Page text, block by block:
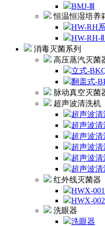
BMJ-Ⅲ
恒温恒湿培养
HW-RH
HW-RH-
消毒灭菌系列
高压蒸汽灭菌
立式-
翻盖式-
脉动真空灭菌
超声波清洗机
超声波
超声波
超声波
超声波
超声波
超声波
红外线灭菌器
HWX-001
HWX-002
洗眼器
洗眼器